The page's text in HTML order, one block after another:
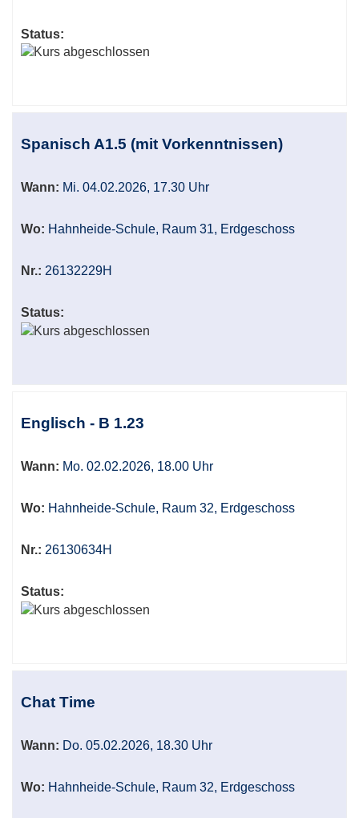
Status:
Spanisch A1.5 (mit Vorkenntnissen)
Wann: Mi. 04.02.2026, 17.30 Uhr
Wo: Hahnheide-Schule, Raum 31, Erdgeschoss
Nr.: 26132229H
Status:
Englisch - B 1.23
Wann: Mo. 02.02.2026, 18.00 Uhr
Wo: Hahnheide-Schule, Raum 32, Erdgeschoss
Nr.: 26130634H
Status:
Chat Time
Wann: Do. 05.02.2026, 18.30 Uhr
Wo: Hahnheide-Schule, Raum 32, Erdgeschoss